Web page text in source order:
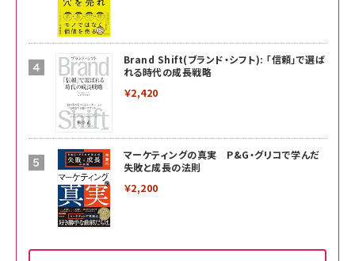
Brand Shift(ブランド・シフト): 「信頼」で選ば
れる時代の成長戦略
￥2,420
マーケティングの真実 P&G・グリコで学んだ
失敗と成長の法則
￥2,200